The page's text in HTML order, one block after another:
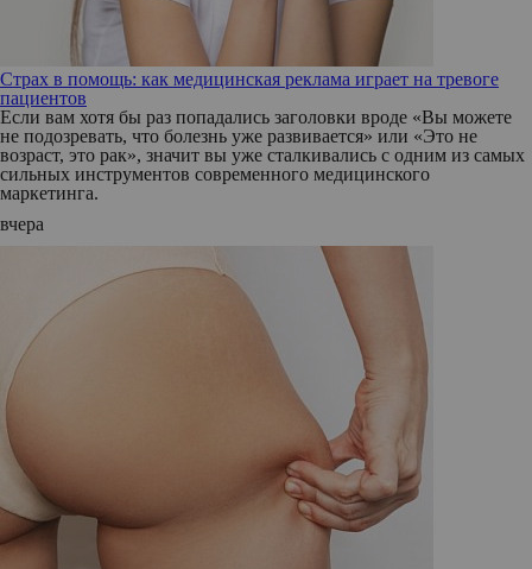
Страх в помощь: как медицинская реклама играет на тревоге
пациентов
Если вам хотя бы раз попадались заголовки вроде «Вы можете
не подозревать, что болезнь уже развивается» или «Это не
возраст, это рак», значит вы уже сталкивались с одним из самых
сильных инструментов современного медицинского
маркетинга.
вчера